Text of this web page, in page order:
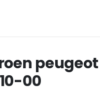
peugeot
00